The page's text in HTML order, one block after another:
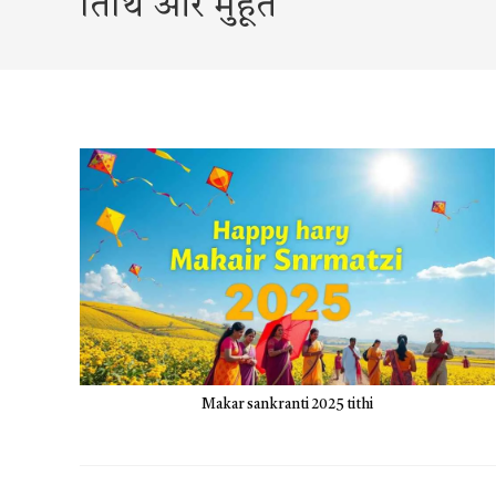
तिथि और मुहूर्त
Makar sankranti 2025 tithi